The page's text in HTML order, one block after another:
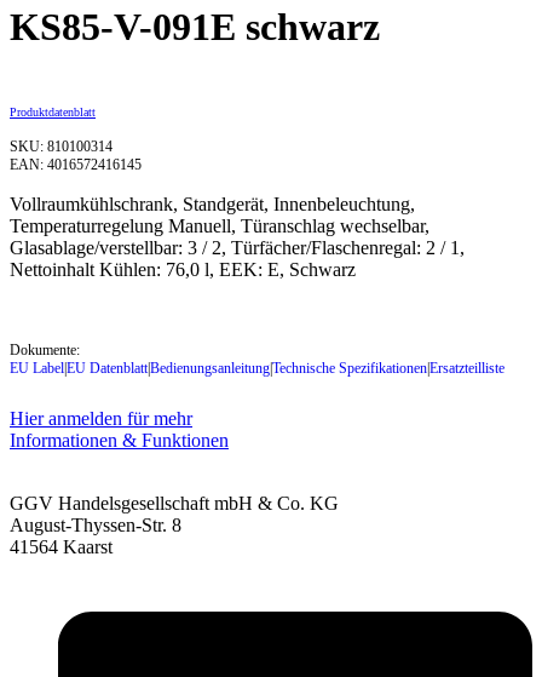
KS85-V-091E schwarz
Produktdatenblatt
SKU: 810100314
EAN: 4016572416145
Vollraumkühlschrank, Standgerät, Innenbeleuchtung,
Temperaturregelung Manuell, Türanschlag wechselbar,
Glasablage/verstellbar: 3 / 2, Türfächer/Flaschenregal: 2 / 1,
Nettoinhalt Kühlen: 76,0 l, EEK: E, Schwarz
Dokumente:
EU Label|EU Datenblatt|Bedienungsanleitung|Technische Spezifikationen|Ersatzteilliste
Hier anmelden für mehr
Informationen & Funktionen
GGV Handelsgesellschaft mbH & Co. KG
August-Thyssen-Str. 8
41564 Kaarst